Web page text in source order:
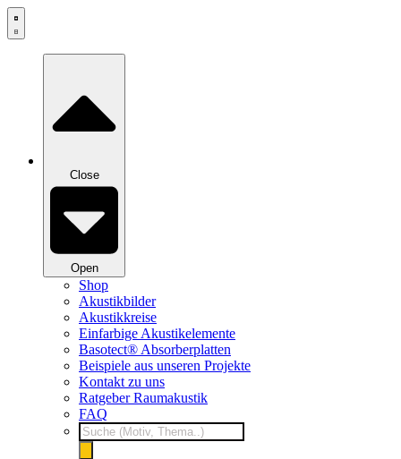
Zum
Inhalt
Close
Open
Shop
Akustikbilder
Akustikkreise
Einfarbige Akustikelemente
Basotect® Absorberplatten
Beispiele aus unseren Projekte
Kontakt zu uns
Ratgeber Raumakustik
FAQ
Products
search